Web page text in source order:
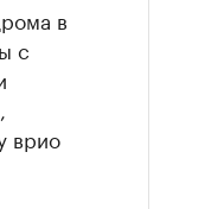
в
с
врио